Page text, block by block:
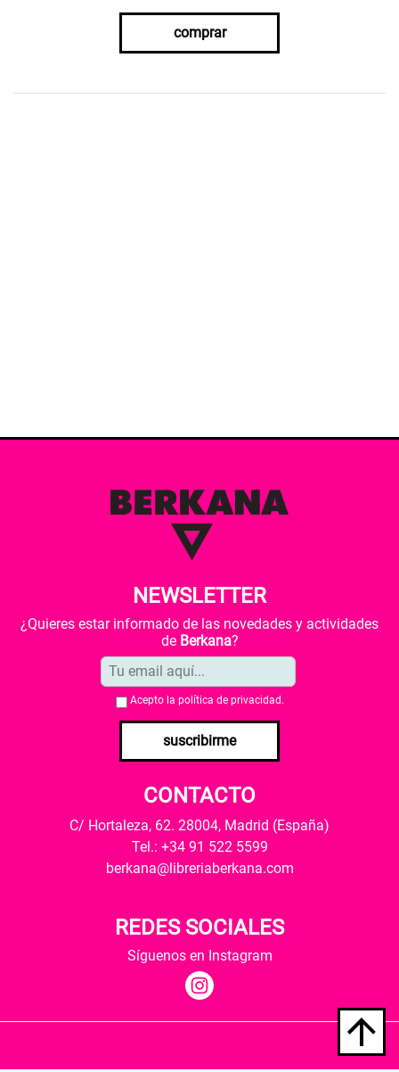
comprar
NEWSLETTER
¿Quieres estar informado de las novedades y actividades
de Berkana?
Acepto la política de privacidad .
suscribirme
CONTACTO
C/ Hortaleza, 62. 28004, Madrid (España)
Tel.: +34 91 522 5599
berkana@libreriaberkana.com
REDES SOCIALES
Síguenos en Instagram